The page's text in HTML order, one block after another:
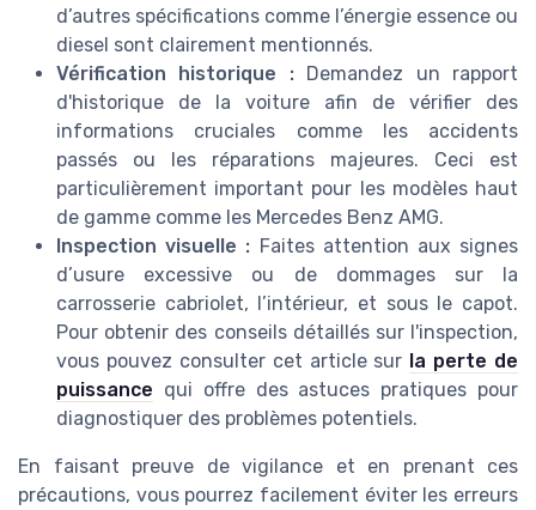
d’autres spécifications comme l’énergie essence ou
diesel sont clairement mentionnés.
Vérification historique : Demandez un rapport
d'historique de la voiture afin de vérifier des
informations cruciales comme les accidents
passés ou les réparations majeures. Ceci est
particulièrement important pour les modèles haut
de gamme comme les Mercedes Benz AMG.
Inspection visuelle : Faites attention aux signes
d’usure excessive ou de dommages sur la
carrosserie cabriolet, l’intérieur, et sous le capot.
Pour obtenir des conseils détaillés sur l'inspection,
vous pouvez consulter cet article sur la perte de
puissance qui offre des astuces pratiques pour
diagnostiquer des problèmes potentiels.
En faisant preuve de vigilance et en prenant ces
précautions, vous pourrez facilement éviter les erreurs